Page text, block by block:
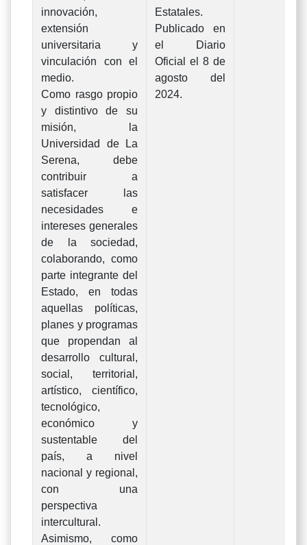
innovación,
extensión
universitaria y
vinculación con el
medio.
Como rasgo propio
y distintivo de su
misión, la
Universidad de La
Serena, debe
contribuir a
satisfacer las
necesidades e
intereses generales
de la sociedad,
colaborando, como
parte integrante del
Estado, en todas
aquellas políticas,
planes y programas
que propendan al
desarrollo cultural,
social, territorial,
artístico, científico,
tecnológico,
económico y
sustentable del
país, a nivel
nacional y regional,
con una
perspectiva
intercultural.
Asimismo, como
Estatales.
Publicado en
el Diario
Oficial el 8 de
agosto del
2024.